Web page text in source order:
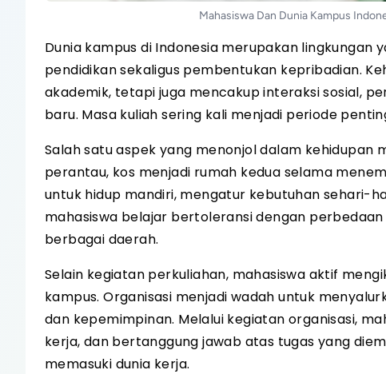
Mahasiswa Dan Dunia Kampus
Dunia kampus di Indonesia merupakan
pendidikan sekaligus pembentukan kepribadian.
akademik, tetapi juga mencakup interaksi sosial,
baru. Masa kuliah sering kali menjadi periode
Salah satu aspek yang menonjol dalam kehidupan
perantau, kos menjadi rumah kedua selama
untuk hidup mandiri, mengatur kebutuhan sehari-
mahasiswa belajar bertoleransi dengan
berbagai daerah.
Selain kegiatan perkuliahan, mahasiswa aktif
kampus. Organisasi menjadi wadah untuk
dan kepemimpinan. Melalui kegiatan organisasi,
kerja, dan bertanggung jawab atas tugas yang
memasuki dunia kerja.